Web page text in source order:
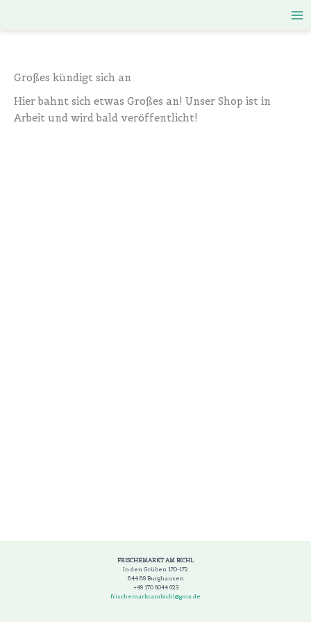
Großes kündigt sich an
Hier bahnt sich etwas Großes an! Unser Shop ist in
Arbeit und wird bald veröffentlicht!
FRISCHEMARKT AM BICHL
In den Grüben 170-172
844 89 Burghausen
+49 170 6044 623
frischemarktambichl@gmx.de